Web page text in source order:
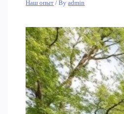
Наш опыт / Byadmin